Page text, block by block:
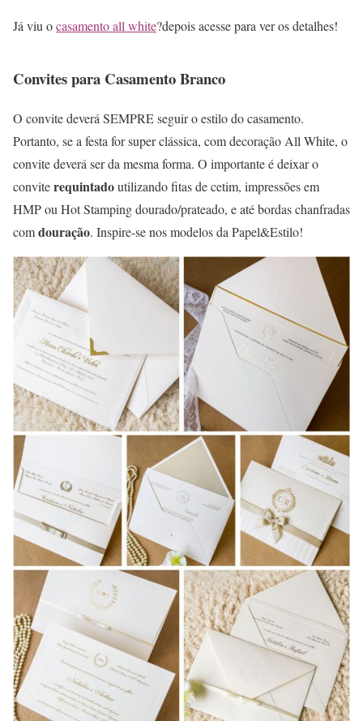
Já viu ocasamento all white?depois acesse para ver os detalhes!
Convites para Casamento Branco
O convite deverá SEMPRE seguir o estilo do casamento.
Portanto, se a festa for super clássica, com decoração All White, o
convite deverá ser da mesma forma. O importante é deixar o
conviterequintadoutilizando fitas de cetim, impressões em
HMP ou Hot Stamping dourado/prateado, e até bordas chanfradas
comdouração. Inspire-se nos modelos da Papel&Estilo!